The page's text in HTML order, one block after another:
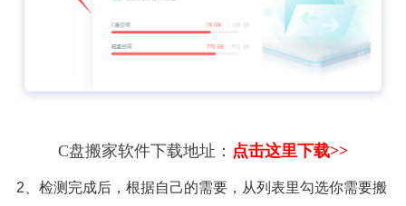
C盘搬家软件下载地址： 点击这里下载>>
2、检测完成后，根据自己的需要，从列表里勾选你需要搬